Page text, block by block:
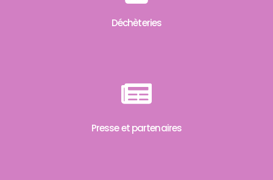
Déchèteries
Presse et partenaires